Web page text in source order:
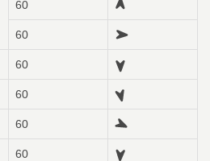
60
60
60
60
60
60